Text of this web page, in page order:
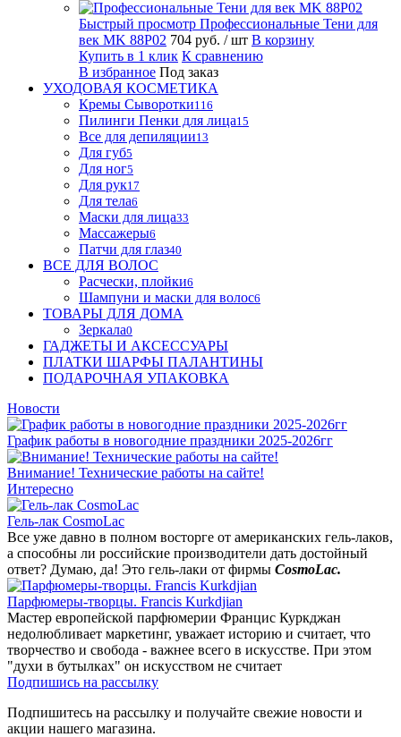
Быстрый просмотр Профессиональные Тени для
век MK 88P02 704 руб. / шт В корзину
Купить в 1 клик К сравнению
В избранное Под заказ
УХОДОВАЯ КОСМЕТИКА
Кремы Сыворотки116
Пилинги Пенки для лица15
Все для депиляции13
Для губ5
Для ног5
Для рук17
Для тела6
Маски для лица33
Массажеры6
Патчи для глаз40
ВСЕ ДЛЯ ВОЛОС
Расчески, плойки6
Шампуни и маски для волос6
ТОВАРЫ ДЛЯ ДОМА
Зеркала0
ГАДЖЕТЫ И АКСЕССУАРЫ
ПЛАТКИ ШАРФЫ ПАЛАНТИНЫ
ПОДАРОЧНАЯ УПАКОВКА
Новости
График работы в новогодние праздники 2025-2026гг
Внимание! Технические работы на сайте!
Интересно
Гель-лак CosmoLac
Все уже давно в полном восторге от американских гель-лаков,
а способны ли российские производители дать достойный
ответ? Думаю, да! Это гель-лаки от фирмы CosmoLac.
Парфюмеры-творцы. Francis Kurkdjian
Мастер европейской парфюмерии Францис Куркджан
недолюбливает маркетинг, уважает историю и считает, что
творчество и свобода - важнее всего в искусстве. При этом
"духи в бутылках" он искусством не считает
Подпишись на рассылку
Подпишитесь на рассылку и получайте свежие новости и
акции нашего магазина.